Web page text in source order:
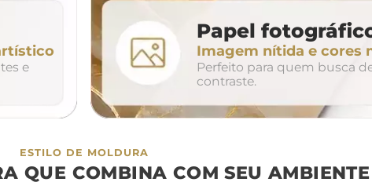
duo trio
e
Papel
Imagem nítida e cores
Perfeito para quem busca
contraste.
ESTILO DE MOLDURA
QUE COMBINA COM SEU AMBIENTE